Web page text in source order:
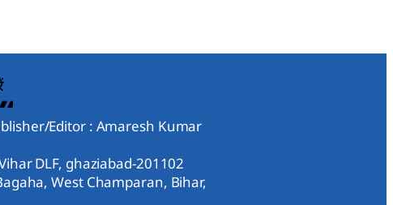
Editor : Amaresh Kumar
DLF, ghaziabad-201102
West Champaran, Bihar,